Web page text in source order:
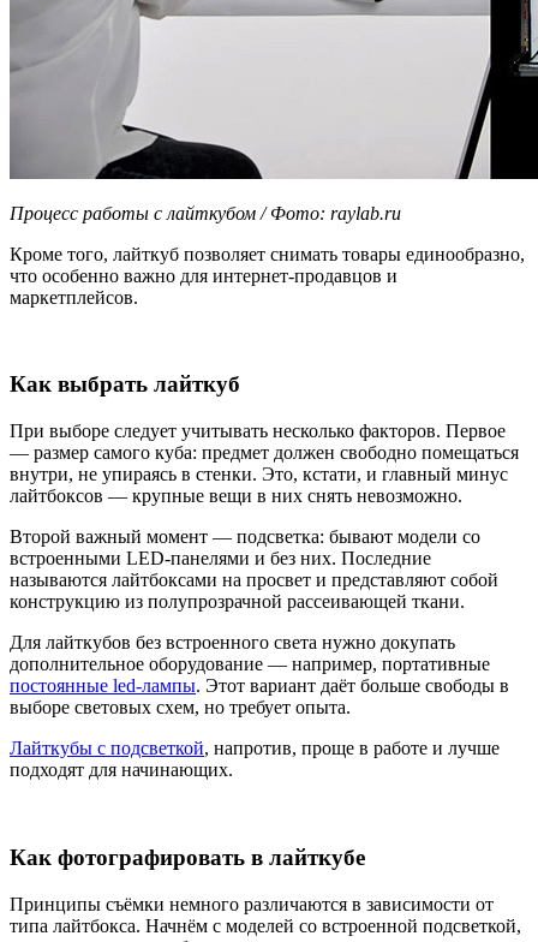
Процесс работы с лайткубом / Фото: raylab.ru
Кроме того, лайткуб позволяет снимать товары единообразно,
что особенно важно для интернет-продавцов и
маркетплейсов.
Как выбрать лайткуб
При выборе следует учитывать несколько факторов. Первое
— размер самого куба: предмет должен свободно помещаться
внутри, не упираясь в стенки. Это, кстати, и главный минус
лайтбоксов — крупные вещи в них снять невозможно.
Второй важный момент — подсветка: бывают модели со
встроенными LED-панелями и без них. Последние
называются лайтбоксами на просвет и представляют собой
конструкцию из полупрозрачной рассеивающей ткани.
Для лайткубов без встроенного света нужно докупать
дополнительное оборудование — например, портативные
постоянные led-лампы. Этот вариант даёт больше свободы в
выборе световых схем, но требует опыта.
Лайткубы с подсветкой, напротив, проще в работе и лучше
подходят для начинающих.
Как фотографировать в лайткубе
Принципы съёмки немного различаются в зависимости от
типа лайтбокса. Начнём с моделей со встроенной подсветкой,